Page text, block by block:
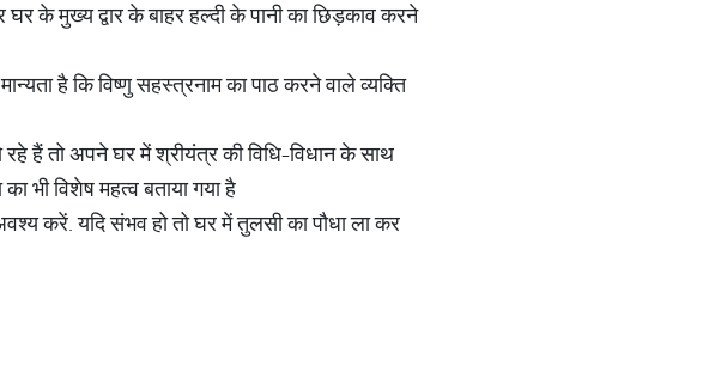
मुख्य द्वार के बाहर हल्दी के पानी का छिड़काव करने
है कि विष्णु सहस्त्रनाम का पाठ करने वाले व्यक्ति
हैं तो अपने घर में श्रीयंत्र की विधि-विधान के साथ
भी विशेष महत्व बताया गया है
करें. यदि संभव हो तो घर में तुलसी का पौधा ला कर